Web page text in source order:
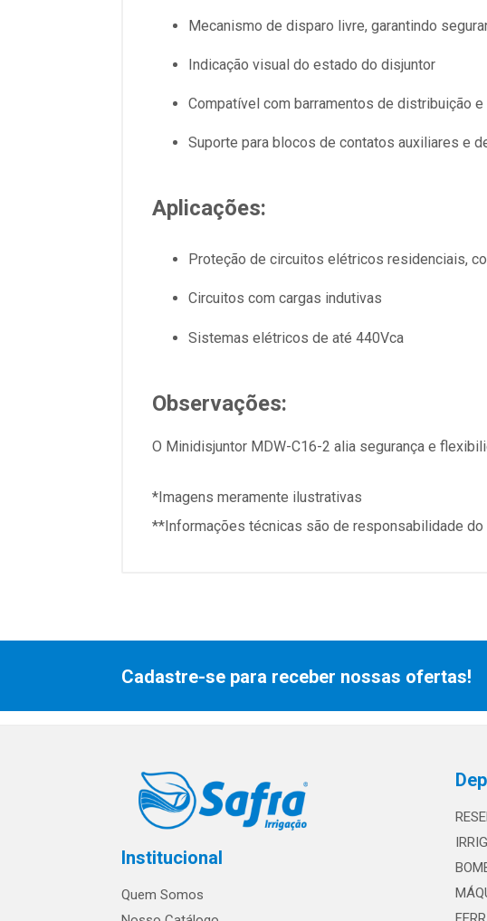
Mecanismo de disparo livre, garantindo
Indicação visual do estado do disjuntor
Compatível com barramentos de distribuição
Suporte para blocos de contatos auxiliares e
Aplicações:
Proteção de circuitos elétricos residenciais,
Circuitos com cargas indutivas
Sistemas elétricos de até 440Vca
Observações:
O Minidisjuntor MDW-C16-2 alia segurança e
*Imagens meramente ilustrativas
**Informações técnicas são de responsabilidade do
Cadastre-se para receber nossas ofertas!
Institucional
Quem Somos